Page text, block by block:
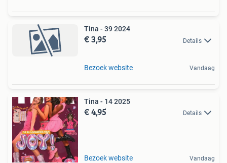
Tina - 39 2024
€ 3,95 Details
Bezoek website Vandaag
Tina - 14 2025
€ 4,95 Details
Bezoek website Vandaag